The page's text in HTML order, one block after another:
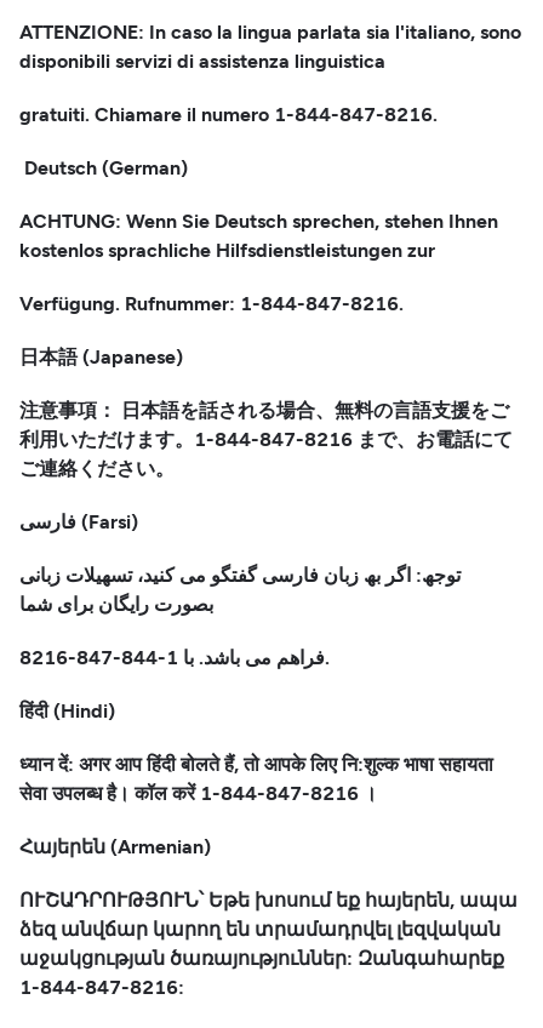
ATTENZIONE: In caso la lingua parlata sia l'italiano, sono
disponibili servizi di assistenza linguistica
gratuiti. Chiamare il numero 1-844-847-8216.
Deutsch (German)
ACHTUNG: Wenn Sie Deutsch sprechen, stehen Ihnen
kostenlos sprachliche Hilfsdienstleistungen zur
Verfügung. Rufnummer: 1-844-847-8216.
日本語 (Japanese)
注意事項： 日本語を話される場合、無料の言語支援をご
利用いただけます。1-844-847-8216 まで、お電話にて
ご連絡ください。
فارسی (Farsi)
توجھ: اگر بھ زبان فارسی گفتگو می کنید، تسھیلات زبانی
بصورت رایگان برای شما
فراھم می باشد. با 1-844-847-8216.
हिंदी (Hindi)
ध्यान दें: अगर आप हिंदी बोलते हैं, तो आपके लिए नि:शुल्क भाषा सहायता
सेवा उपलब्ध है। कॉल करें 1-844-847-8216 ।
Հայերեն (Armenian)
ՈՒՇԱԴՐՈՒԹՅՈՒՆ՝ Եթե խոսում եք հայերեն, ապա
ձեզ անվճար կարող են տրամադրվել լեզվական
աջակցության ծառայություններ: Զանգահարեք
1-844-847-8216: